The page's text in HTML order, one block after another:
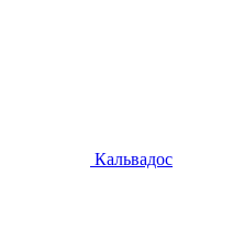
Кальвадос